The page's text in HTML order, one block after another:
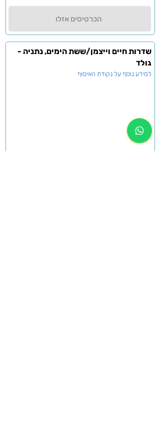
הכרטיסים אזלו
שדרות חיים וייצמן/ששת הימים, נתניה -
גולד
למידע נוסף על נקודת האיסוף